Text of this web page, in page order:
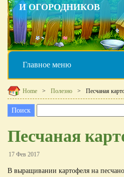
И ОГОРОДНИКОВ
Главное меню
Home Полезно Песчаная
Песчаная
17 Фев 2017
В выращивании картофеля на